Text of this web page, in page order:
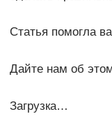
Статья помогла
Дайте нам об
Загрузка…